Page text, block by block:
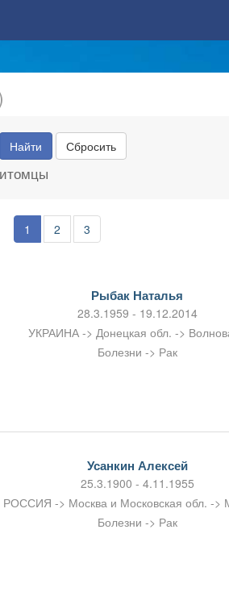
Найти Сбросить
1 2 3
Рыбак Наталья
28.3.1959 - 19.12.2014
УКРАИНА -> Донецкая обл. ->
Болезни -> Рак
Усанкин Алексей
25.3.1900 - 4.11.1955
РОССИЯ -> Москва и Московская обл. -
Болезни -> Рак